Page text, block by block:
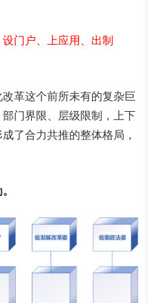
门户、上应用、出制
革这个前所未有的复杂巨
门界限、层级限制，上下
了合力共推的整体格局，